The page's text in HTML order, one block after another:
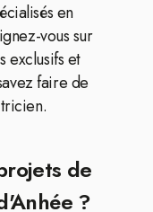
en
vous sur
exclusifs et
faire de
de
?